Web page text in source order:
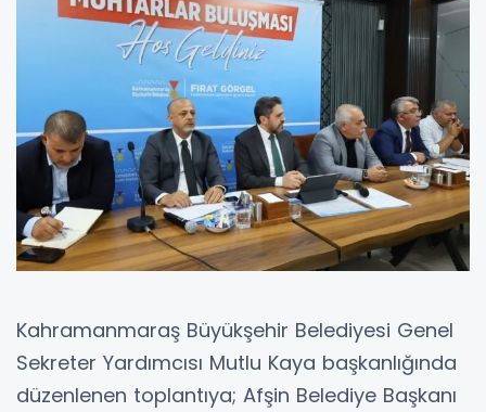
Kahramanmaraş Büyükşehir Belediyesi Genel
Sekreter Yardımcısı Mutlu Kaya başkanlığında
düzenlenen toplantıya; Afşin Belediye Başkanı